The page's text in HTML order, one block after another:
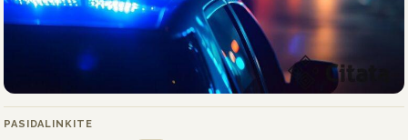
PASIDALINKITE